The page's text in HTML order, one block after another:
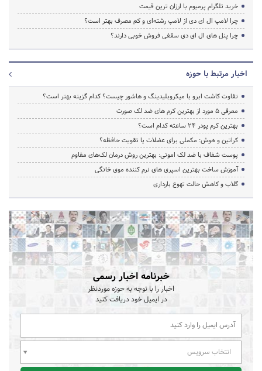
خرید تلگرام پرمیوم با ارزان ترین قیمت
چرا لامپ ال ای دی از لامپ رشته‌ای و کم مصرف بهتر است؟
چرا پنل های ال ای دی سقفی فروش خوبی دارند؟
اخبار مرتبط با حوزه
تفاوت کاشت ابرو با میکروبلیدینگ و هاشور چیست؟ کدام گزینه بهتر است؟
معرفی 5 مورد از بهترین کرم های ضد لک صورت
بهترین کرم پودر 24 ساعته کدام است؟
کراتین و هوش: مکملی برای عضلات یا تقویت حافظه؟
پوست شفاف با ضد لک امونی: بهترین روش درمان لک‌های مقاوم
آموزش ساخت بهترین اسپری های نرم‌ کننده موی خانگی
گلاب و کاهش حالت تهوع بارداری
خبرنامه اخبار رسمی
اخبار را با توجه به حوزه موردنظر
در ایمیل خود دریافت کنید
انتخاب سرویس